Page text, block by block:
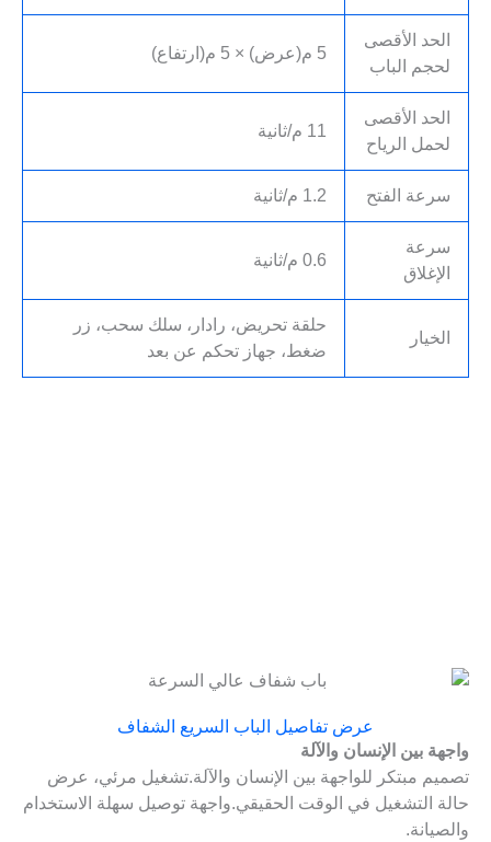
الحد الأقصى
لحجم الباب
5 م(عرض) × 5 م(ارتفاع)
الحد الأقصى
لحمل الرياح
11 م/ثانية
سرعة الفتح 1.2 م/ثانية
سرعة
الإغلاق
0.6 م/ثانية
الخيار
حلقة تحريض، رادار، سلك سحب، زر
ضغط، جهاز تحكم عن بعد
عرض تفاصيل الباب السريع الشفاف
واجهة بين الإنسان والآلة
تصميم مبتكر للواجهة بين الإنسان والآلة.تشغيل مرئي، عرض
حالة التشغيل في الوقت الحقيقي.واجهة توصيل سهلة الاستخدام
والصيانة.